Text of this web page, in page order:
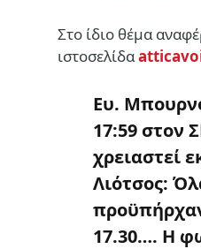
Στο ίδιο θέμα
ιστοσελίδα
Ευ.
17:59 στον
χρειαστεί
Λιότσος:
17.30…. Η